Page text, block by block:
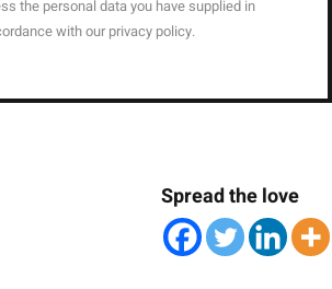
the personal data you have supplied in
with our privacy policy.
Spread the love